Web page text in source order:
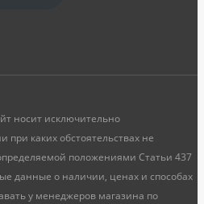
носит исключительно
каких обстоятельствах не
положениями Статьи 437
данные о наличии, ценах и способах
у менеджеров магазина по